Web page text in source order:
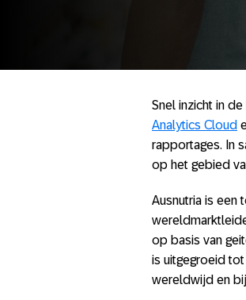
Snel inzicht in
Analytics Cloud
rapportages. In
op het gebied
Ausnutria is een
op basis van
is uitgegroeid
wereldwijd en